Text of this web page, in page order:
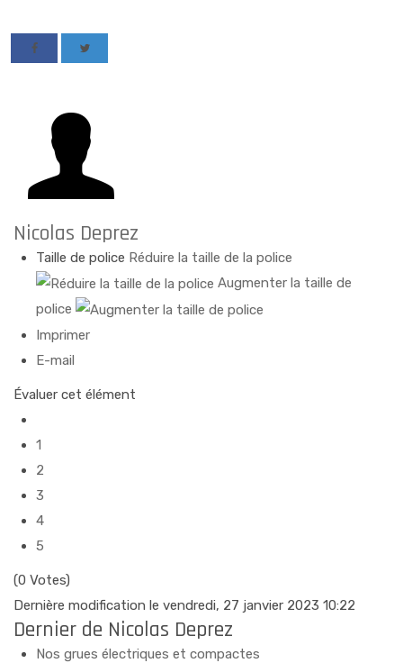
Nicolas Deprez
Taille de police Réduire la taille de la police
Augmenter la taille de
police
Imprimer
E-mail
Évaluer cet élément
1
2
3
4
5
(0 Votes)
Dernière modification le vendredi, 27 janvier 2023 10:22
Dernier de Nicolas Deprez
Nos grues électriques et compactes